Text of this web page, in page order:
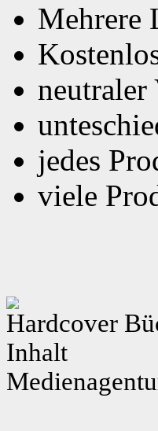
Mehrere
neutraler
jedes
viele
Hardcover
Inhalt